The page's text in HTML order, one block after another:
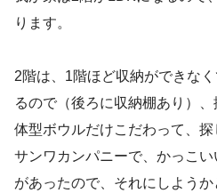
ります。
2階は、1階ほど収納ができな
るので（後ろに収納棚あり）
体型ボウルだけこだわって、探
サンワカンパニーで、かっこ
があったので、それにしよう